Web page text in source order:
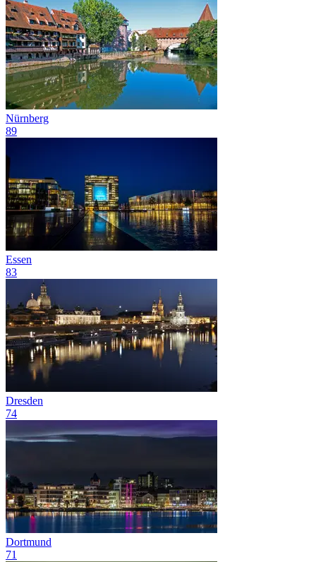
Nürnberg
89
Essen
83
Dresden
74
Dortmund
71